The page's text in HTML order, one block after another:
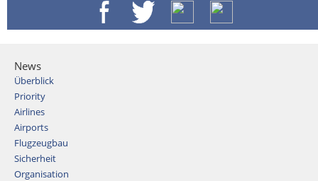
News
Überblick
Priority
Airlines
Airports
Flugzeugbau
Sicherheit
Organisation